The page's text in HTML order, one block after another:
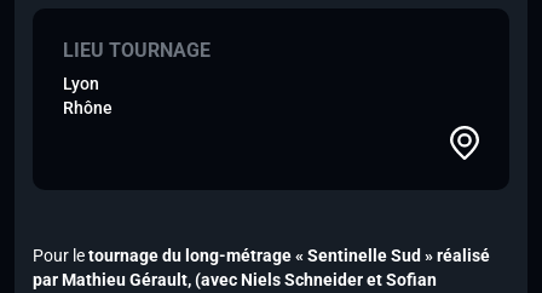
LIEU TOURNAGE
Lyon
Rhône
Pour letournage du long-métrage « Sentinelle Sud » réalisé
par Mathieu Gérault,(avec Niels Schneider et Sofian